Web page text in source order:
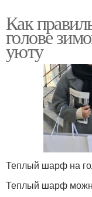
Как
голове
уюту
Теплый шарф на
Теплый шарф